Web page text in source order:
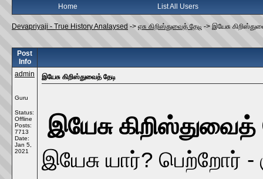
Home List All Users
Devapriyaji - True History Analaysed -> ஏசு கிறிஸ்துவைத் தேடி -> இயேசு
Post
Info
admin
Guru
Status:
Offline
Posts:
7713
Date:
Jan 5,
2021
இயேசு கிறிஸ்துவைத் தேடி
இயேசு கிறிஸ்துவைத்
இயேசு யார்? பெற்றோர் -